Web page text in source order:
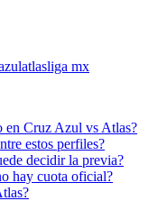
atlasliga mx
en Cruz Azul vs Atlas?
estos perfiles?
decidir la previa?
hay cuota oficial?